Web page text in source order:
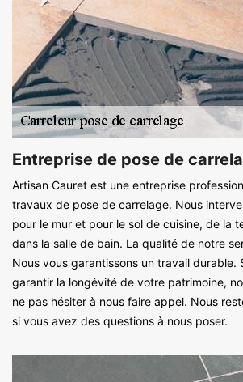
Entreprise de pose de
Artisan Cauret est une entreprise
travaux de pose de carrelage. Nous
pour le mur et pour le sol de cuisine, de la
dans la salle de bain. La qualité de notre
Nous vous garantissons un travail durable.
garantir la longévité de votre patrimoine,
ne pas hésiter à nous faire appel. Nous
si vous avez des questions à nous poser.